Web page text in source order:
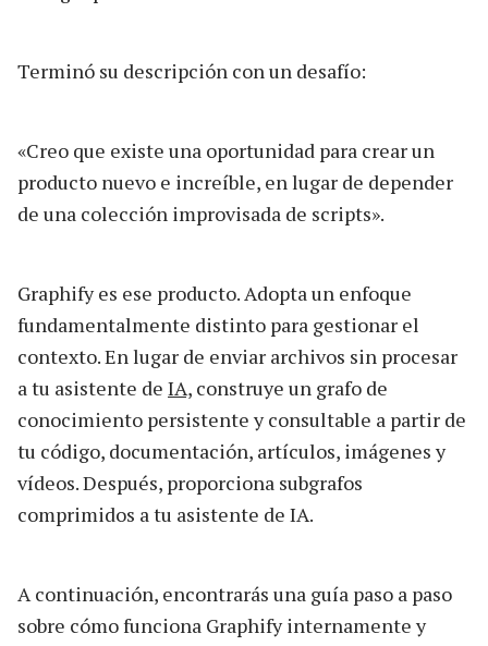
Terminó su descripción con un desafío:
«Creo que existe una oportunidad para crear un
producto nuevo e increíble, en lugar de depender
de una colección improvisada de scripts».
Graphify es ese producto. Adopta un enfoque
fundamentalmente distinto para gestionar el
contexto. En lugar de enviar archivos sin procesar
a tu asistente de IA, construye un grafo de
conocimiento persistente y consultable a partir de
tu código, documentación, artículos, imágenes y
vídeos. Después, proporciona subgrafos
comprimidos a tu asistente de IA.
A continuación, encontrarás una guía paso a paso
sobre cómo funciona Graphify internamente y